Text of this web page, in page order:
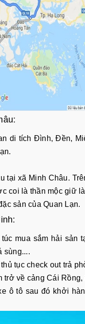
di tích Đình, Đền,
tại xã Minh Châu.
coi là thần mộc giữ
sản của Quan Lạn.
mua sắm hải sản
sùng....
tục check out trả
về cảng Cái Rồng,
ô tô sau đó khởi